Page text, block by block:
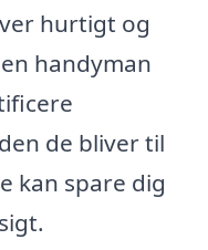
hurtigt og
handyman
de bliver til
kan spare dig